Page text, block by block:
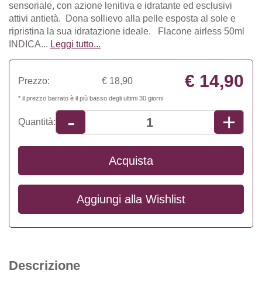
sensoriale, con azione lenitiva e idratante ed esclusivi
attivi antietà. Dona sollievo alla pelle esposta al sole e
ripristina la sua idratazione ideale. Flacone airless 50ml
INDICA... Leggi tutto...
Prezzo: € 18,90 € 14,90
* il prezzo barrato è il più basso degli ultimi 30 giorni
Quantità: - +
Acquista
Aggiungi alla Wishlist
Descrizione